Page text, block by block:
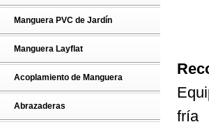
Manguera PVC de Jardín
Manguera Layflat
Acoplamiento de Manguera
Abrazaderas
fría